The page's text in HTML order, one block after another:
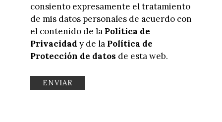
consiento expresamente el tratamiento
de mis datos personales de acuerdo con
el contenido de la Política de
Privacidad y de la Política de
Protección de datos de esta web.